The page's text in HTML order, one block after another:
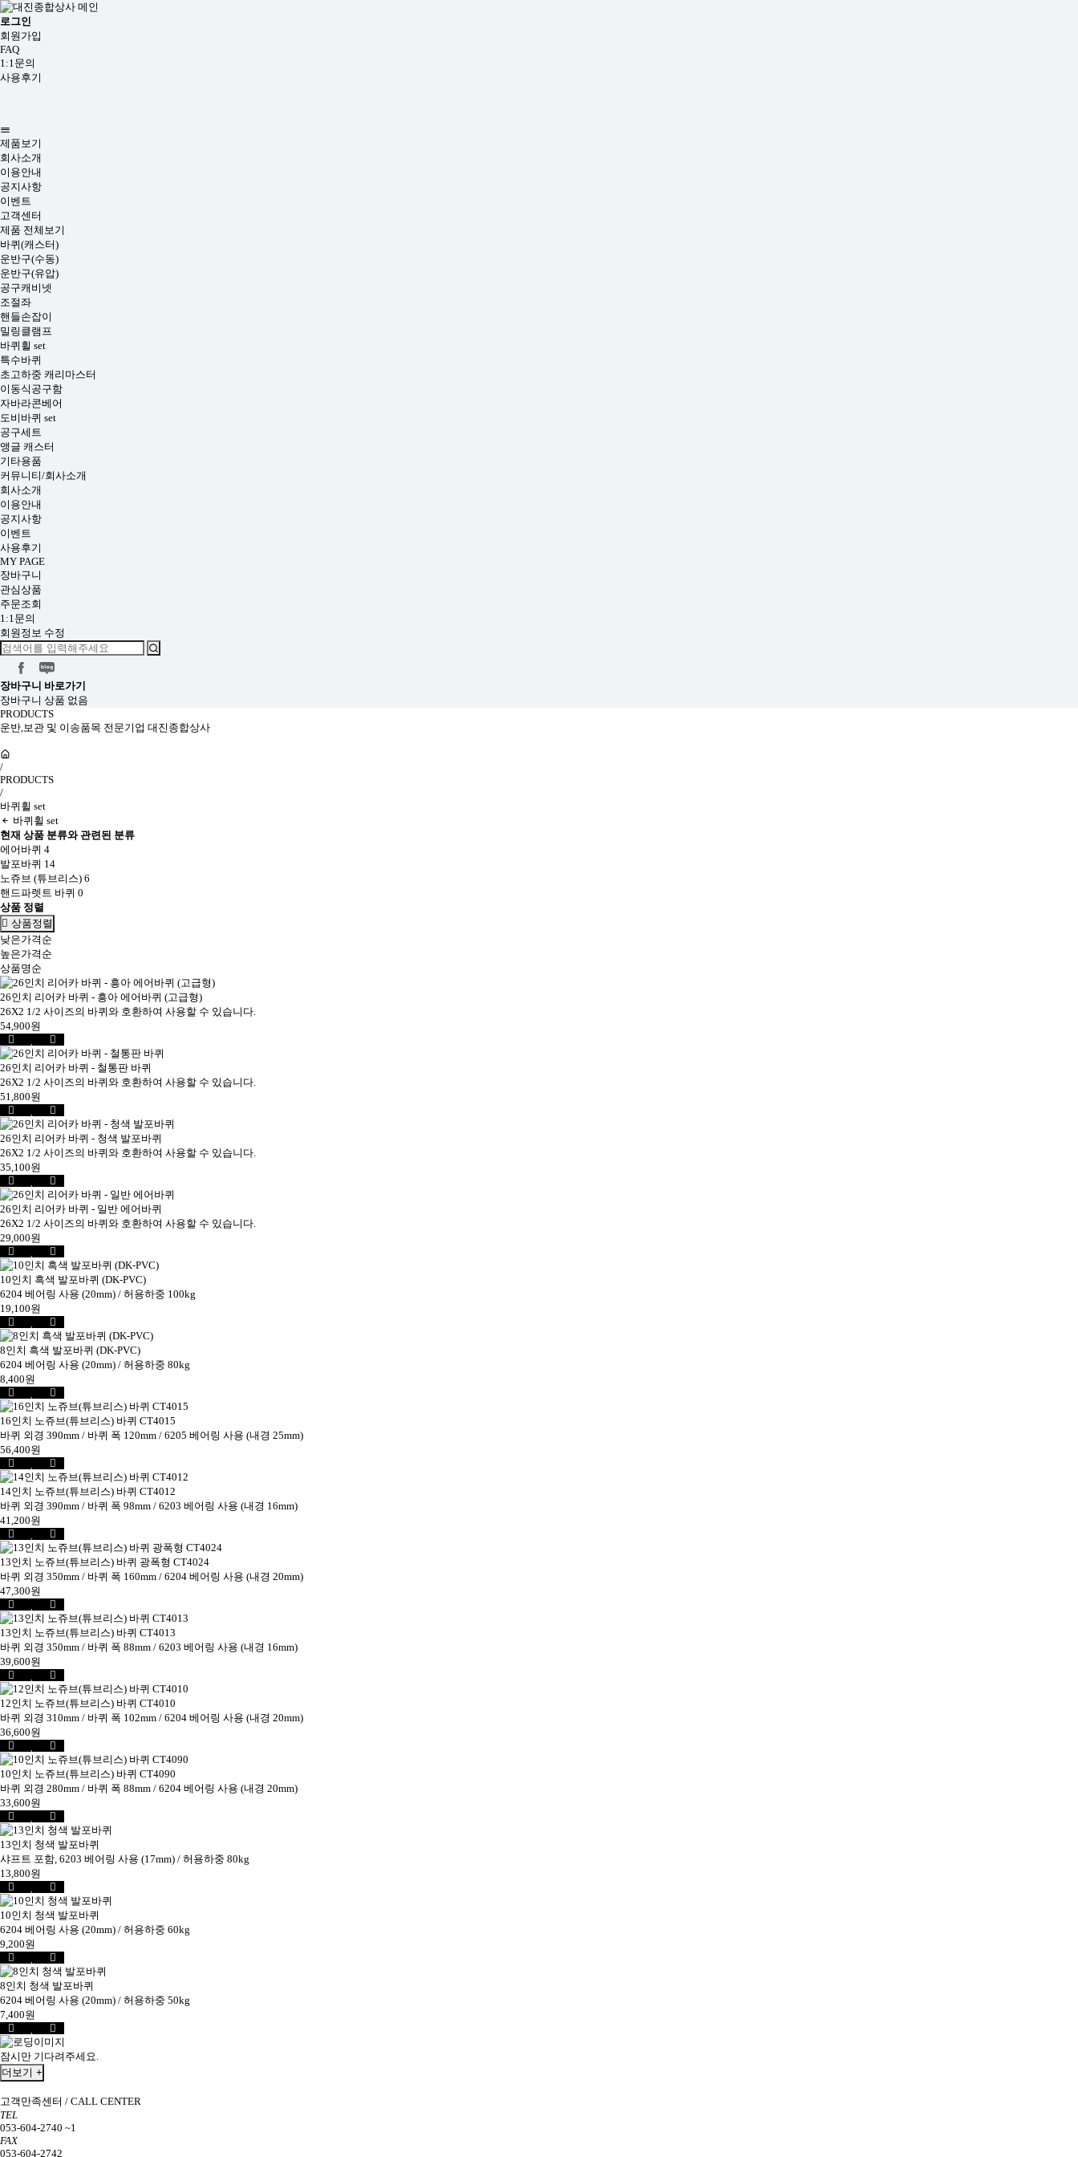
로그인
회원가입
FAQ
1:1문의
사용후기
제품보기
회사소개
이용안내
공지사항
이벤트
고객센터
제품 전체보기
바퀴(캐스터)
운반구(수동)
운반구(유압)
공구캐비넷
조절좌
핸들손잡이
밀링클램프
바퀴휠 set
특수바퀴
초고하중 캐리마스터
이동식공구함
자바라콘베어
도비바퀴 set
공구세트
앵글 캐스터
기타용품
커뮤니티/회사소개
회사소개
이용안내
공지사항
이벤트
사용후기
MY PAGE
장바구니
관심상품
주문조회
1:1문의
회원정보 수정
장바구니 바로가기
장바구니 상품 없음
PRODUCTS
운반,보관 및 이송품목 전문기업 대진종합상사
/
PRODUCTS
/
바퀴휠 set
바퀴휠 set
현재 상품 분류와 관련된 분류
에어바퀴 4
발포바퀴 14
노쥬브 (튜브리스) 6
핸드파렛트 바퀴 0
상품 정렬
상품정렬
낮은가격순
높은가격순
상품명순
26인치 리어카 바퀴 - 흥아 에어바퀴 (고급형)
26X2 1/2 사이즈의 바퀴와 호환하여 사용할 수 있습니다.
54,900원
26인치 리어카 바퀴 - 철통판 바퀴
26X2 1/2 사이즈의 바퀴와 호환하여 사용할 수 있습니다.
51,800원
26인치 리어카 바퀴 - 청색 발포바퀴
26X2 1/2 사이즈의 바퀴와 호환하여 사용할 수 있습니다.
35,100원
26인치 리어카 바퀴 - 일반 에어바퀴
26X2 1/2 사이즈의 바퀴와 호환하여 사용할 수 있습니다.
29,000원
10인치 흑색 발포바퀴 (DK-PVC)
6204 베어링 사용 (20mm) / 허용하중 100kg
19,100원
8인치 흑색 발포바퀴 (DK-PVC)
6204 베어링 사용 (20mm) / 허용하중 80kg
8,400원
16인치 노쥬브(튜브리스) 바퀴 CT4015
바퀴 외경 390mm / 바퀴 폭 120mm / 6205 베어링 사용 (내경 25mm)
56,400원
14인치 노쥬브(튜브리스) 바퀴 CT4012
바퀴 외경 390mm / 바퀴 폭 98mm / 6203 베어링 사용 (내경 16mm)
41,200원
13인치 노쥬브(튜브리스) 바퀴 광폭형 CT4024
바퀴 외경 350mm / 바퀴 폭 160mm / 6204 베어링 사용 (내경 20mm)
47,300원
13인치 노쥬브(튜브리스) 바퀴 CT4013
바퀴 외경 350mm / 바퀴 폭 88mm / 6203 베어링 사용 (내경 16mm)
39,600원
12인치 노쥬브(튜브리스) 바퀴 CT4010
바퀴 외경 310mm / 바퀴 폭 102mm / 6204 베어링 사용 (내경 20mm)
36,600원
10인치 노쥬브(튜브리스) 바퀴 CT4090
바퀴 외경 280mm / 바퀴 폭 88mm / 6204 베어링 사용 (내경 20mm)
33,600원
13인치 청색 발포바퀴
샤프트 포함, 6203 베어링 사용 (17mm) / 허용하중 80kg
13,800원
10인치 청색 발포바퀴
6204 베어링 사용 (20mm) / 허용하중 60kg
9,200원
8인치 청색 발포바퀴
6204 베어링 사용 (20mm) / 허용하중 50kg
7,400원
잠시만 기다려주세요.
더보기 +
고객만족센터 / CALL CENTER
TEL
053-604-2740 ~1
FAX
053-604-2742